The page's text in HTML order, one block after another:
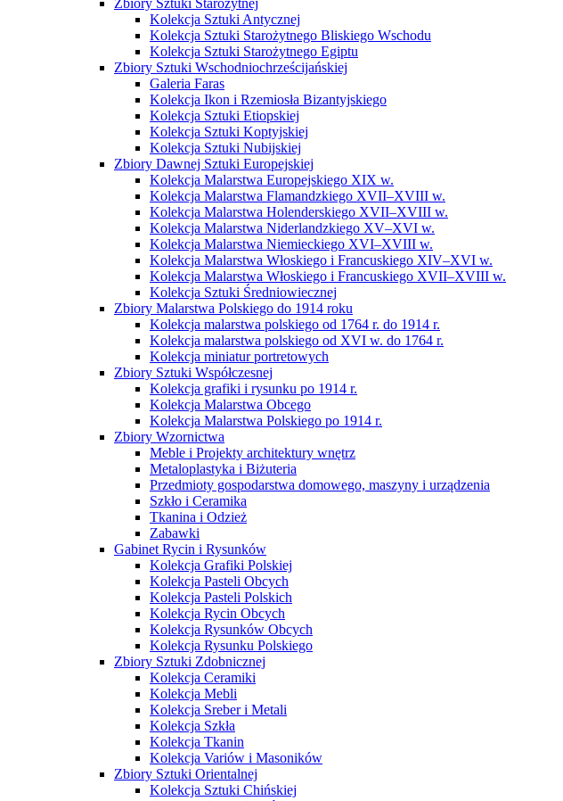
Zbiory Sztuki Starożytnej
Kolekcja Sztuki Antycznej
Kolekcja Sztuki Starożytnego Bliskiego Wschodu
Kolekcja Sztuki Starożytnego Egiptu
Zbiory Sztuki Wschodniochrześcijańskiej
Galeria Faras
Kolekcja Ikon i Rzemiosła Bizantyjskiego
Kolekcja Sztuki Etiopskiej
Kolekcja Sztuki Koptyjskiej
Kolekcja Sztuki Nubijskiej
Zbiory Dawnej Sztuki Europejskiej
Kolekcja Malarstwa Europejskiego XIX w.
Kolekcja Malarstwa Flamandzkiego XVII–XVIII w.
Kolekcja Malarstwa Holenderskiego XVII–XVIII w.
Kolekcja Malarstwa Niderlandzkiego XV–XVI w.
Kolekcja Malarstwa Niemieckiego XVI–XVIII w.
Kolekcja Malarstwa Włoskiego i Francuskiego XIV–XVI w.
Kolekcja Malarstwa Włoskiego i Francuskiego XVII–XVIII w.
Kolekcja Sztuki Średniowiecznej
Zbiory Malarstwa Polskiego do 1914 roku
Kolekcja malarstwa polskiego od 1764 r. do 1914 r.
Kolekcja malarstwa polskiego od XVI w. do 1764 r.
Kolekcja miniatur portretowych
Zbiory Sztuki Współczesnej
Kolekcja grafiki i rysunku po 1914 r.
Kolekcja Malarstwa Obcego
Kolekcja Malarstwa Polskiego po 1914 r.
Zbiory Wzornictwa
Meble i Projekty architektury wnętrz
Metaloplastyka i Biżuteria
Przedmioty gospodarstwa domowego, maszyny i urządzenia
Szkło i Ceramika
Tkanina i Odzież
Zabawki
Gabinet Rycin i Rysunków
Kolekcja Grafiki Polskiej
Kolekcja Pasteli Obcych
Kolekcja Pasteli Polskich
Kolekcja Rycin Obcych
Kolekcja Rysunków Obcych
Kolekcja Rysunku Polskiego
Zbiory Sztuki Zdobnicznej
Kolekcja Ceramiki
Kolekcja Mebli
Kolekcja Sreber i Metali
Kolekcja Szkła
Kolekcja Tkanin
Kolekcja Variów i Masoników
Zbiory Sztuki Orientalnej
Kolekcja Sztuki Chińskiej